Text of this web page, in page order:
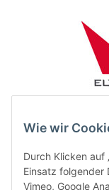
Wie wir
Durch Klicken auf
Einsatz folgender
Vimeo, Google